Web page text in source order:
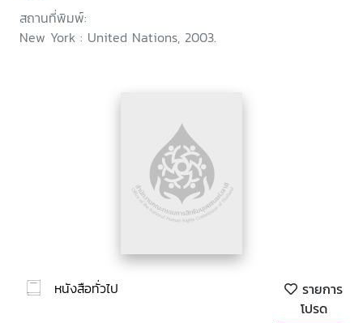
สถานที่พิมพ์:
New York : United Nations, 2003.
หนังสือทั่วไป
รายการ
โปรด